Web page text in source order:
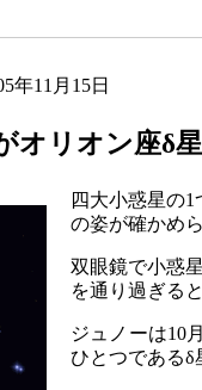
年11月15日
オリオン座δ
四大小惑星の
の姿が確かめ
双眼鏡で小惑
を通り過ぎる
ジュノーは10
ひとつであるδ